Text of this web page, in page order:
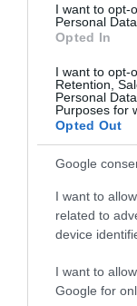
I want to opt-
Personal
Opted In
I want to opt-
Retention,
Personal
Purposes for
Opted Out
Google
I want to
related to
device
I want to
Google for
"Az ember,